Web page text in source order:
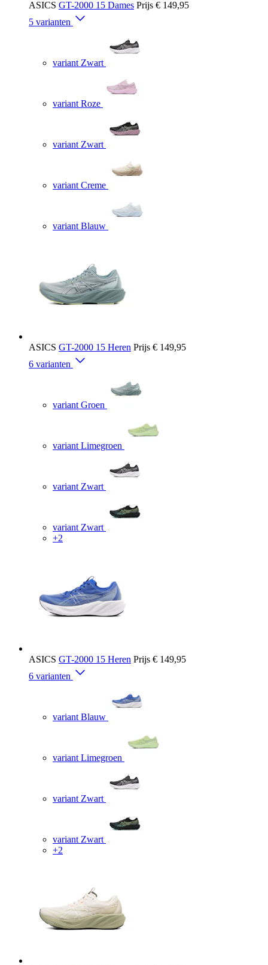
ASICS GT-2000 15 Dames Prijs € 149,95
5 varianten
variant Zwart
variant Roze
variant Zwart
variant Creme
variant Blauw
ASICS GT-2000 15 Heren Prijs € 149,95
6 varianten
variant Groen
variant Limegroen
variant Zwart
variant Zwart
+2
ASICS GT-2000 15 Heren Prijs € 149,95
6 varianten
variant Blauw
variant Limegroen
variant Zwart
variant Zwart
+2